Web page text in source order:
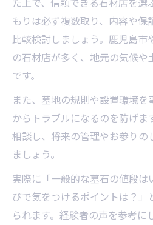
もりは必ず複数取り、内容や保
比較検討しましょう。鹿児島市
の石材店が多く、地元の気候
です。
また、墓地の規則や設置環境
からトラブルになるのを防げま
相談し、将来の管理やお参りの
ましょう。
実際に「一般的な墓石の値段
びで気をつけるポイントは？」
られます。経験者の声を参考に